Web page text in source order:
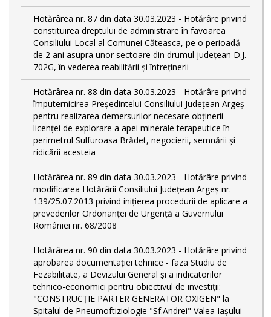
Hotărârea nr. 87 din data 30.03.2023 - Hotărâre privind
constituirea dreptului de administrare în favoarea
Consiliului Local al Comunei Căteasca, pe o perioadă
de 2 ani asupra unor sectoare din drumul județean D.J.
702G, în vederea reabilitării și întreținerii
Hotărârea nr. 88 din data 30.03.2023 - Hotărâre privind
împuternicirea Președintelui Consiliului Județean Argeș
pentru realizarea demersurilor necesare obținerii
licenței de explorare a apei minerale terapeutice în
perimetrul Sulfuroasa Brădet, negocierii, semnării și
ridicării acesteia
Hotărârea nr. 89 din data 30.03.2023 - Hotărâre privind
modificarea Hotărârii Consiliului Județean Argeș nr.
139/25.07.2013 privind inițierea procedurii de aplicare a
prevederilor Ordonanței de Urgență a Guvernului
României nr. 68/2008
Hotărârea nr. 90 din data 30.03.2023 - Hotărâre privind
aprobarea documentației tehnice - faza Studiu de
Fezabilitate, a Devizului General și a indicatorilor
tehnico-economici pentru obiectivul de investiții:
"CONSTRUCȚIE PARTER GENERATOR OXIGEN" la
Spitalul de Pneumoftiziologie "Sf.Andrei" Valea Iașului